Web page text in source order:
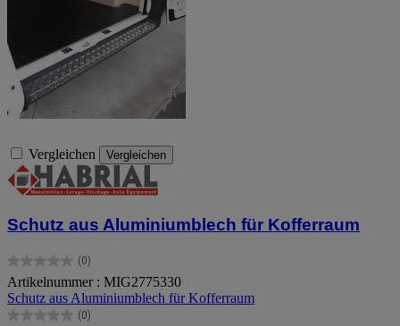
Vergleichen Vergleichen
Schutz aus Aluminiumblech für Kofferraum
(0)
0.0
von
5
Sternen.
Artikelnummer : MIG2775330
Schutz aus Aluminiumblech für Kofferraum
(0)
0.0